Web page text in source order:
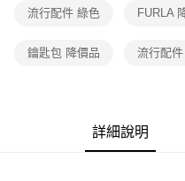
客戶支援中心」https://
【注意事項】
https://aftee.tw/terms/#terms3
３．未成年的使用者請事先徵得
宅配
流行配件 綠色 FURLA
鑰匙包 降價品 流行配
詳細說明